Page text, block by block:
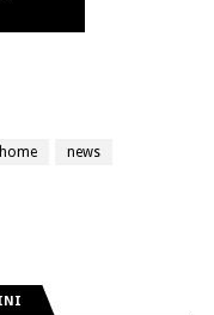
home
news